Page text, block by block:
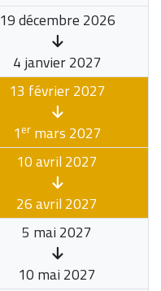
19 décembre 2026
4 janvier 2027
13 février 2027
1ermars 2027
10 avril 2027
26 avril 2027
5 mai 2027
10 mai 2027